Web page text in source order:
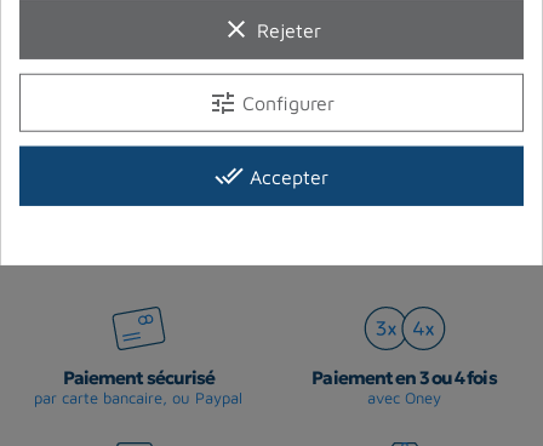
Collier Hematite – "Ocean
14,90 €
Collier Bronze – “Frenzy”
33,90 €
Paiement sécurisé
par carte bancaire, ou Paypal
Paiement en 3 ou 4 fois
avec Oney
clear Rejeter
tune Configurer
done_all Accepter